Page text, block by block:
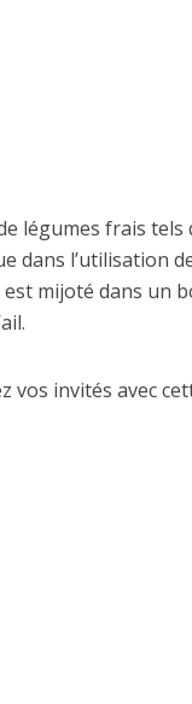
légumes frais tels
dans l’utilisation
mijoté dans un
vos invités avec